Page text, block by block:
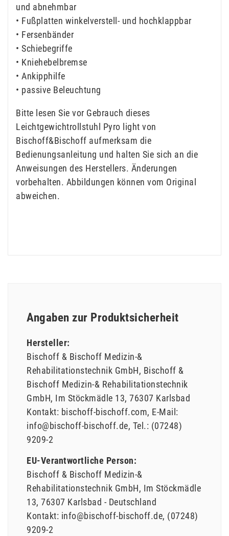
und abnehmbar
• Fußplatten winkelverstell- und hochklappbar
• Fersenbänder
• Schiebegriffe
• Kniehebelbremse
• Ankipphilfe
• passive Beleuchtung
Bitte lesen Sie vor Gebrauch dieses
Leichtgewichtrollstuhl Pyro light von
Bischoff&Bischoff aufmerksam die
Bedienungsanleitung und halten Sie sich an die
Anweisungen des Herstellers. Änderungen
vorbehalten. Abbildungen können vom Original
abweichen.
Angaben zur Produktsicherheit
Hersteller:
Bischoff & Bischoff Medizin-&
Rehabilitationstechnik GmbH Bischoff &
Bischoff Medizin-& Rehabilitationstechnik
GmbH Im Stöckmädle 13 76307 Karlsbad
Kontakt: bischoff-bischoff.com E-Mail:
info@bischoff-bischoff.de Tel.: (07248)
9209-2
EU-Verantwortliche Person:
Bischoff & Bischoff Medizin-&
Rehabilitationstechnik GmbH Im Stöckmädle
13 76307 Karlsbad
Deutschland
Kontakt: info@bischoff-bischoff.de (07248)
9209-2